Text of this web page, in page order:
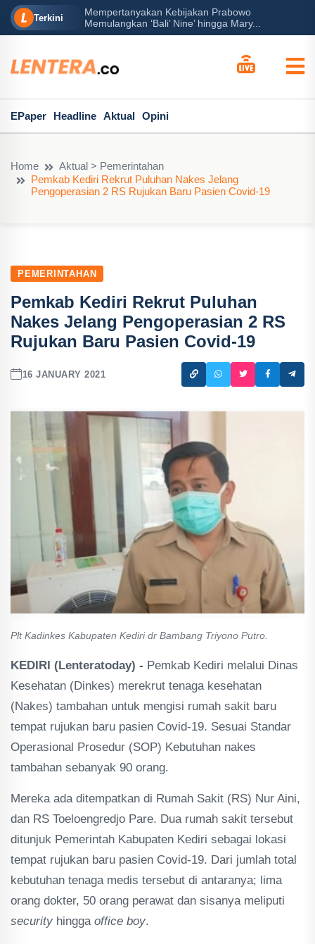
Terkini
Mempertanyakan Kebijakan Prabowo
Memulangkan ‘Bali’ Nine’ hingga Mary...
EPaper Headline Aktual Opini
Home
Aktual > Pemerintahan
Pemkab Kediri Rekrut Puluhan Nakes Jelang
Pengoperasian 2 RS Rujukan Baru Pasien Covid-19
PEMERINTAHAN
Pemkab Kediri Rekrut Puluhan
Nakes Jelang Pengoperasian 2 RS
Rujukan Baru Pasien Covid-19
16 JANUARY 2021
Plt Kadinkes Kabupaten Kediri dr Bambang Triyono Putro.
KEDIRI (Lenteratoday) - Pemkab Kediri melalui Dinas
Kesehatan (Dinkes) merekrut tenaga kesehatan
(Nakes) tambahan untuk mengisi rumah sakit baru
tempat rujukan baru pasien Covid-19. Sesuai Standar
Operasional Prosedur (SOP) Kebutuhan nakes
tambahan sebanyak 90 orang.
Mereka ada ditempatkan di Rumah Sakit (RS) Nur Aini,
dan RS Toeloengredjo Pare. Dua rumah sakit tersebut
ditunjuk Pemerintah Kabupaten Kediri sebagai lokasi
tempat rujukan baru pasien Covid-19. Dari jumlah total
kebutuhan tenaga medis tersebut di antaranya; lima
orang dokter, 50 orang perawat dan sisanya meliputi
security hingga office boy.